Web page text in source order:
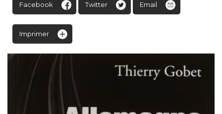
Facebook Twitter Email
Imprimer